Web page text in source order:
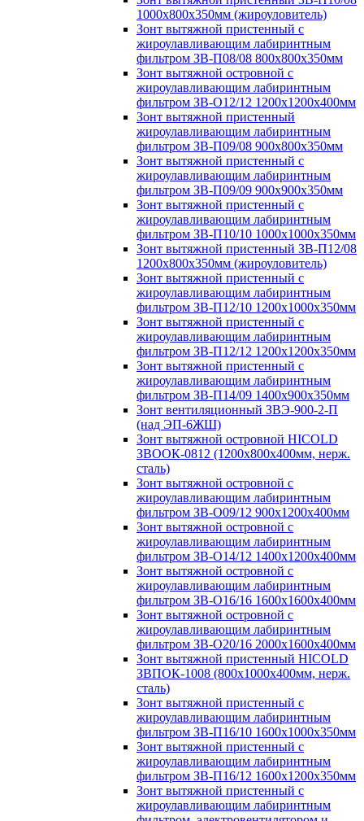
1000х800х350мм (жироуловитель)
Зонт вытяжной пристенный с
жироулавливающим лабиринтным
фильтром ЗВ-П08/08 800х800х350мм
Зонт вытяжной островной с
жироулавливающим лабиринтным
фильтром ЗВ-О12/12 1200х1200х400мм
Зонт вытяжной пристенный
жироулавливающим лабиринтным
фильтром ЗВ-П09/08 900х800х350мм
Зонт вытяжной пристенный с
жироулавливающим лабиринтным
фильтром ЗВ-П09/09 900х900х350мм
Зонт вытяжной пристенный с
жироулавливающим лабиринтным
фильтром ЗВ-П10/10 1000х1000х350мм
Зонт вытяжной пристенный ЗВ-П12/08
1200х800х350мм (жироуловитель)
Зонт вытяжной пристенный с
жироулавливающим лабиринтным
фильтром ЗВ-П12/10 1200х1000х350мм
Зонт вытяжной пристенный с
жироулавливающим лабиринтным
фильтром ЗВ-П12/12 1200х1200х350мм
Зонт вытяжной пристенный с
жироулавливающим лабиринтным
фильтром ЗВ-П14/09 1400х900х350мм
Зонт вентиляционный ЗВЭ-900-2-П
(над ЭП-6ЖШ)
Зонт вытяжной островной HICOLD
ЗВООК-0812 (1200х800x400мм, нерж.
сталь)
Зонт вытяжной островной с
жироулавливающим лабиринтным
фильтром ЗВ-О09/12 900х1200х400мм
Зонт вытяжной островной с
жироулавливающим лабиринтным
фильтром ЗВ-О14/12 1400х1200х400мм
Зонт вытяжной островной с
жироулавливающим лабиринтным
фильтром ЗВ-О16/16 1600х1600х400мм
Зонт вытяжной островной с
жироулавливающим лабиринтным
фильтром ЗВ-О20/16 2000х1600х400мм
Зонт вытяжной пристенный HICOLD
ЗВПОК-1008 (800х1000х400мм, нерж.
сталь)
Зонт вытяжной пристенный с
жироулавливающим лабиринтным
фильтром ЗВ-П16/10 1600х1000х350мм
Зонт вытяжной пристенный с
жироулавливающим лабиринтным
фильтром ЗВ-П16/12 1600х1200х350мм
Зонт вытяжной пристенный с
жироулавливающим лабиринтным